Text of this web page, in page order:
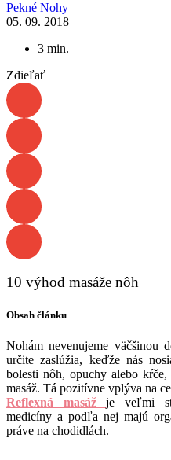
Pekné Nohy
05. 09. 2018
3 min.
Zdieľať
10 výhod masáže nôh
Obsah článku
Nohám nevenujeme väčšinou
určite zaslúžia, keďže nás
bolesti nôh, opuchy alebo
masáž. Tá pozitívne vplýva na
Reflexná masáž
je veľmi
medicíny a podľa nej majú
práve na chodidlách.